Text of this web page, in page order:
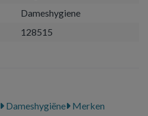
Dameshygiene
128515
Dameshygiëne Merken